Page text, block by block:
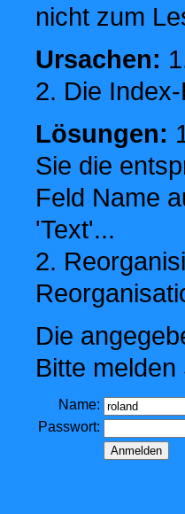
nicht zum
Ursachen:
2. Die
Lösungen:
Sie die
Feld Name
'Text'...
2.
Die
Bitte
Name:
Passwort: